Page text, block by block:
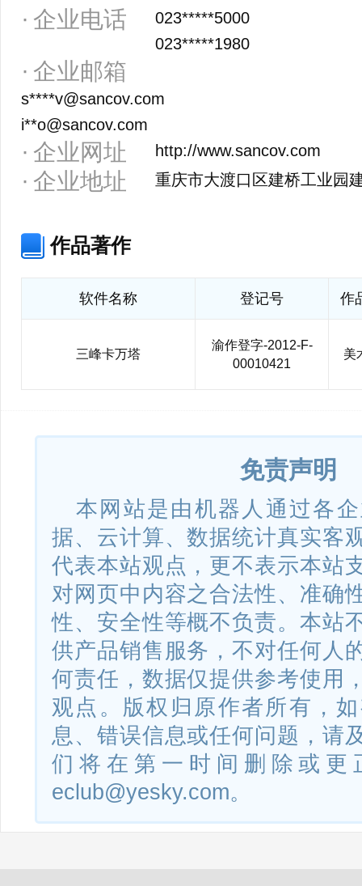
企业电话
023*****5000
023*****1980
企业邮箱
s****v@sancov.com
i**o@sancov.com
企业网址 http://www.sancov.com
企业地址 重庆市大渡口区建桥工业园
作品著作
软件名称 登记号 作
三峰卡万塔
渝作登字-2012-F-
00010421
美
免责声明
本网站是由机器人通过各
据、云计算、数据统计真实客
代表本站观点，更不表示本站
对网页中内容之合法性、准确
性、安全性等概不负责。本站
供产品销售服务，不对任何人
何责任，数据仅提供参考使用
观点。版权归原作者所有，
息、错误信息或任何问题，请
们将在第一时间删除或更
eclub@yesky.com。